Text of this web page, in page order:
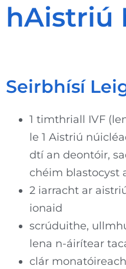
hAistriú
Seirbhísí
1 timthriall IVF
le 1 Aistriú
dtí an deontóir,
chéim blastocyst
2 iarracht ar
ionaid
scrúduithe,
lena n-áirítear
clár